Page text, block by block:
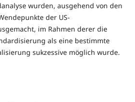
wurden, ausgehend von den
der US-
im Rahmen derer die
als eine bestimmte
sukzessive möglich wurde.